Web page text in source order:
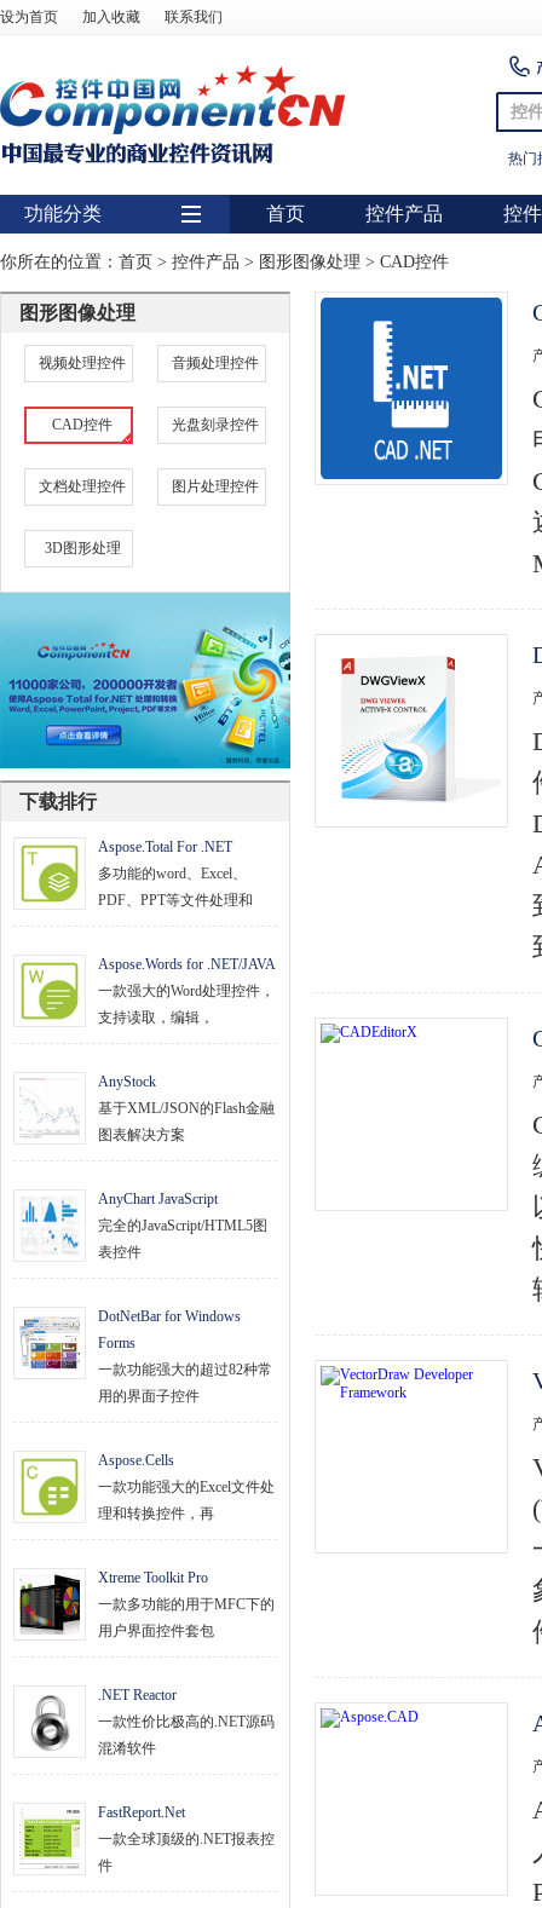
设为首页 加入收藏 联系我们
控
热门
功能分类
用户界面
报表
图表
扫描识别
数据库
条形码
项目管理与业务逻辑
网络通讯
程序安全
开发测试与优化
智能设备开发
首页 控件产品 控
你所在的位置： 首页 > 控件产品 > 图形图像处理 > CAD控件
图形图像处理
视频处理控件 音频处理控件
CAD控件 光盘刻录控件
文档处理控件 图片处理控件
3D图形处理
下载排行
Aspose.Total For .NET
多功能的word、Excel、
PDF、PPT等文件处理和
Aspose.Words for .NET/JAVA
一款强大的Word处理控件，
支持读取，编辑，
AnyStock
基于XML/JSON的Flash金融
图表解决方案
AnyChart JavaScript
完全的JavaScript/HTML5图
表控件
DotNetBar for Windows
Forms
一款功能强大的超过82种常
用的界面子控件
Aspose.Cells
一款功能强大的Excel文件处
理和转换控件，再
Xtreme Toolkit Pro
一款多功能的用于MFC下的
用户界面控件套包
.NET Reactor
一款性价比极高的.NET源码
混淆软件
FastReport.Net
一款全球顶级的.NET报表控
件